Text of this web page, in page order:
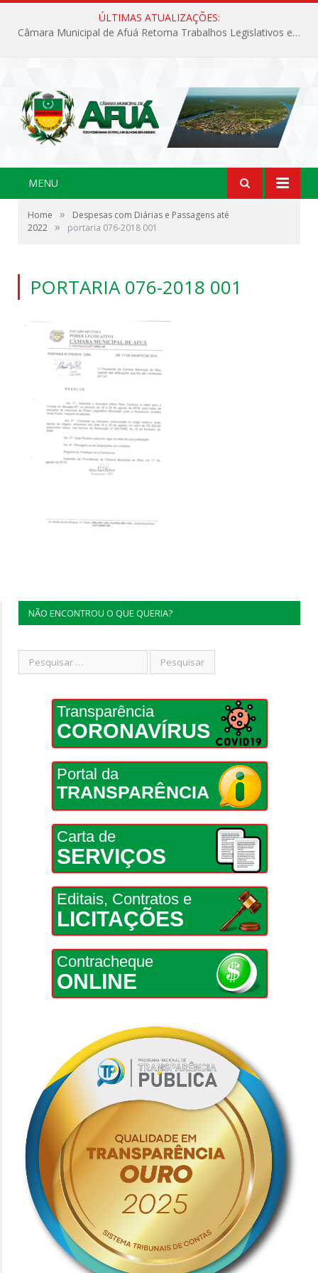
ÚLTIMAS ATUALIZAÇÕES:
Câmara Municipal de Afuá Retoma Trabalhos Legislativos em Sessão Ordinária
MENU
Home »
Despesas com Diárias e Passagens até
2022 » portaria 076-2018 001
PORTARIA 076-2018 001
NÃO ENCONTROU O QUE QUERIA?
Transparência
CORONAVÍRUS
Portal da
TRANSPARÊNCIA
Carta de
SERVIÇOS
Editais, Contratos e
LICITAÇÕES
Contracheque
ONLINE